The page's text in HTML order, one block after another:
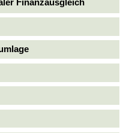
Finanzausgleich